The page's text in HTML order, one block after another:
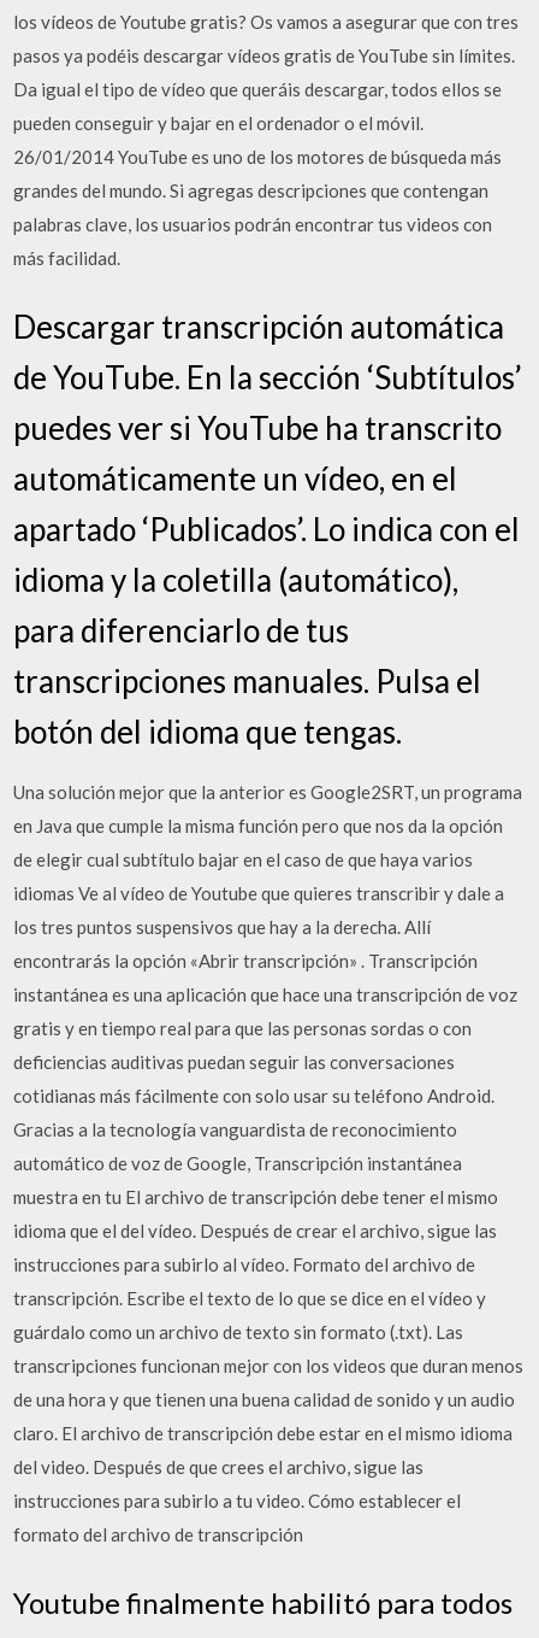
los vídeos de Youtube gratis? Os vamos a asegurar que con tres
pasos ya podéis descargar vídeos gratis de YouTube sin límites.
Da igual el tipo de vídeo que queráis descargar, todos ellos se
pueden conseguir y bajar en el ordenador o el móvil.
26/01/2014 YouTube es uno de los motores de búsqueda más
grandes del mundo. Si agregas descripciones que contengan
palabras clave, los usuarios podrán encontrar tus videos con
más facilidad.
Descargar transcripción automática
de YouTube. En la sección ‘Subtítulos’
puedes ver si YouTube ha transcrito
automáticamente un vídeo, en el
apartado ‘Publicados’. Lo indica con el
idioma y la coletilla (automático),
para diferenciarlo de tus
transcripciones manuales. Pulsa el
botón del idioma que tengas.
Una solución mejor que la anterior es Google2SRT, un programa
en Java que cumple la misma función pero que nos da la opción
de elegir cual subtítulo bajar en el caso de que haya varios
idiomas Ve al vídeo de Youtube que quieres transcribir y dale a
los tres puntos suspensivos que hay a la derecha. Allí
encontrarás la opción «Abrir transcripción» . Transcripción
instantánea es una aplicación que hace una transcripción de voz
gratis y en tiempo real para que las personas sordas o con
deficiencias auditivas puedan seguir las conversaciones
cotidianas más fácilmente con solo usar su teléfono Android.
Gracias a la tecnología vanguardista de reconocimiento
automático de voz de Google, Transcripción instantánea
muestra en tu El archivo de transcripción debe tener el mismo
idioma que el del vídeo. Después de crear el archivo, sigue las
instrucciones para subirlo al vídeo. Formato del archivo de
transcripción. Escribe el texto de lo que se dice en el vídeo y
guárdalo como un archivo de texto sin formato (.txt). Las
transcripciones funcionan mejor con los videos que duran menos
de una hora y que tienen una buena calidad de sonido y un audio
claro. El archivo de transcripción debe estar en el mismo idioma
del video. Después de que crees el archivo, sigue las
instrucciones para subirlo a tu video. Cómo establecer el
formato del archivo de transcripción
Youtube finalmente habilitó para todos